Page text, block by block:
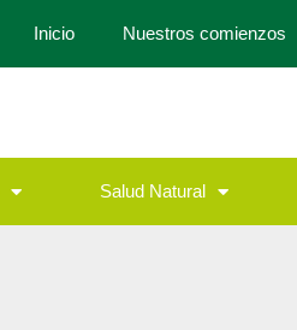
Inicio Nuestros comienzos
Salud Natural